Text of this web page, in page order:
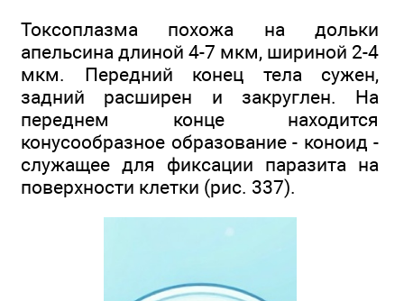
Токсоплазма похожа на дольки
апельсина длиной 4-7 мкм, шириной 2-4
мкм. Передний конец тела сужен,
задний расширен и закруглен. На
переднем конце находится
конусообразное образование - коноид -
служащее для фиксации паразита на
поверхности клетки (рис. 337).